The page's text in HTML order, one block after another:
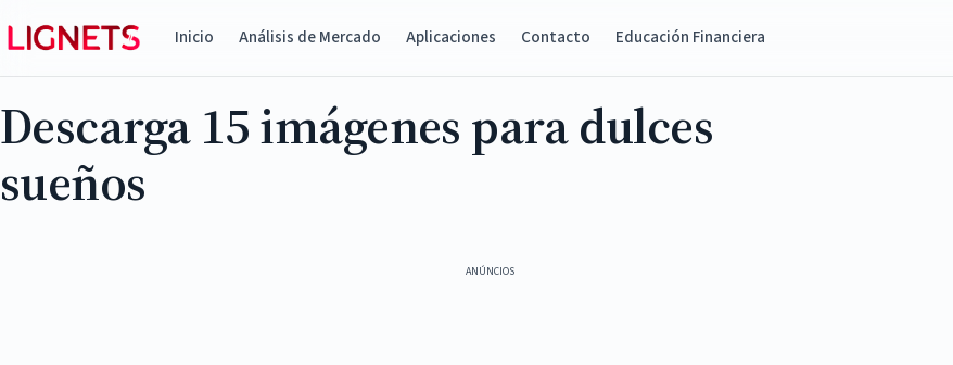
Inicio Análisis de Mercado Aplicaciones Contacto Educación Financiera
Descarga 15 imágenes para dulces
sueños
ANÚNCIOS